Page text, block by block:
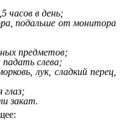
часов в день;
подальше от монитора
предметов;
слева;
лук, сладкий перец,
глаз;
закат.